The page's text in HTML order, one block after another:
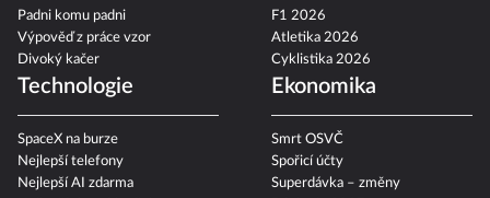
Nová superdávka: kdo na ní
dosáhne?
Sjezd sudetských Němců
Proč vláda zavádí EET?
Padni komu padni
Výpověď z práce vzor
Divoký kačer
Hokej 2026
Tenis 2026
F1 2026
Atletika 2026
Cyklistika 2026
Technologie Ekonomika